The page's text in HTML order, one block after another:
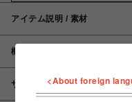
アイテム説明 / 素材
概要
サイズ <About foreign